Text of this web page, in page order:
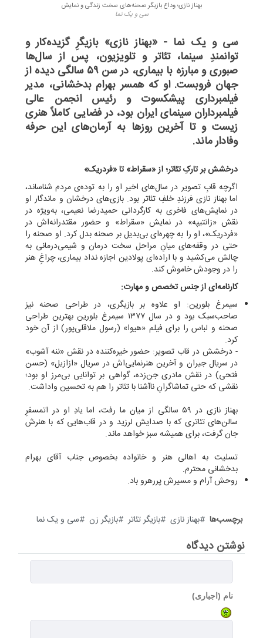
بهناز نازی؛ وداع بازیگر صحنه‌های سخت زندگی و نمایش
سی و یک نما
سی و یک نما - «بهناز نازی» بازیگرِ گزیده‌کار و
توانمندِ سینما، تئاتر و تلویزیون، پس از سال‌ها
صبوری و مبارزه با بیماری، در سن ۵۹ سالگی دیده از
جهان فروبست. او که همسر بهرام بدخشانی، مدیر
فیلمبرداری پیشکسوت و رئیس انجمن عالی
فیلمبرداران سینمای ایران بود، در فضایی کاملاً هنری
زیست و تا آخرین روزها به آرمان‌های این حرفه
وفادار ماند.
درخشش بر تارکِ تئاتر؛ از «سقراط» تا «فردریک»
اگرچه قابِ تصویر در سال‌های اخیر او را به توده‌ی مردم شناساند،
اما بهناز نازی فرزندِ خلفِ تئاتر بود. بازی‌های درخشان و ماندگار او
در نمایش‌های فاخری به کارگردانی حمیدرضا نعیمی، به‌ویژه در
نقش «زانتیپه» در نمایش «سقراط» و حضور مقتدرانه‌اش در
«فردریک»، او را به چهره‌ای بی‌بدیل بر صحنه بدل کرد. او صحنه را
حتی در وقفه‌های میانِ مراحل سخت درمان و شیمی‌درمانی به
چالش می‌کشید و با اراده‌ای پولادین اجازه نداد بیماری، چراغِ هنر
را در وجودش خاموش کند.
کارنامه‌ای از جنس تخصص و مهارت:
سیمرغ بلورین: او علاوه بر بازیگری، در طراحی صحنه نیز
صاحب‌سبک بود و در سال ۱۳۷۷ سیمرغ بلورین بهترین طراحی
صحنه و لباس را برای فیلم «هیوا» (رسول ملاقلی‌پور) از آن خود
کرد.
- درخشش در قاب تصویر: حضور خیره‌کننده در نقش «ننه آشوب»
در سریال جیران و آخرین هنرنمایی‌اش در سریال «ازازیل» (حسن
فتحی) در نقش مادری جن‌زده، گواهی بر توانایی بی‌مرز او بود؛
نقشی که حتی تماشاگرانِ ناآشنا با تئاتر را هم به تحسین واداشت.
بهناز نازی در ۵۹ سالگی از میان ما رفت، اما یادِ او در اتمسفرِ
سالن‌های تئاتری که با صدایش لرزید و در قاب‌هایی که با هنرش
جان گرفت، برای همیشه سبز خواهد ماند.
تسلیت به اهالی هنر و خانواده بخصوص جناب آقای بهرام
بدخشانی محترم.
روحش آرام و مسیرش پررهرو باد.
برچسب‌ها بهناز نازی بازیگر تئاتر بازیگر زن سی و یک نما
نوشتن دیدگاه
نام (اجباری)